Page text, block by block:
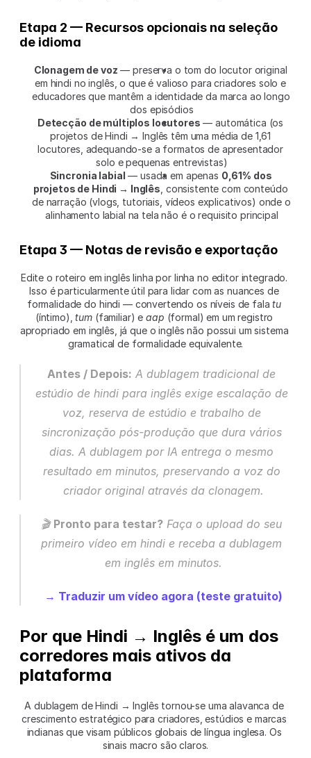
Etapa 2 — Recursos opcionais na seleção
de idioma
Clonagem de voz — preserva o tom do locutor original
em hindi no inglês, o que é valioso para criadores solo e
educadores que mantêm a identidade da marca ao longo
dos episódios
Detecção de múltiplos locutores — automática (os
projetos de Hindi → Inglês têm uma média de 1,61
locutores, adequando-se a formatos de apresentador
solo e pequenas entrevistas)
Sincronia labial — usada em apenas 0,61% dos
projetos de Hindi → Inglês, consistente com conteúdo
de narração (vlogs, tutoriais, vídeos explicativos) onde o
alinhamento labial na tela não é o requisito principal
Etapa 3 — Notas de revisão e exportação
Edite o roteiro em inglês linha por linha no editor integrado.
Isso é particularmente útil para lidar com as nuances de
formalidade do hindi — convertendo os níveis de fala tu
(íntimo), tum (familiar) e aap (formal) em um registro
apropriado em inglês, já que o inglês não possui um sistema
gramatical de formalidade equivalente.
Antes / Depois: A dublagem tradicional de
estúdio de hindi para inglês exige escalação de
voz, reserva de estúdio e trabalho de
sincronização pós-produção que dura vários
dias. A dublagem por IA entrega o mesmo
resultado em minutos, preservando a voz do
criador original através da clonagem.
🎬 Pronto para testar? Faça o upload do seu
primeiro vídeo em hindi e receba a dublagem
em inglês em minutos.
→ Traduzir um vídeo agora (teste gratuito)
Por que Hindi → Inglês é um dos
corredores mais ativos da
plataforma
A dublagem de Hindi → Inglês tornou-se uma alavanca de
crescimento estratégico para criadores, estúdios e marcas
indianas que visam públicos globais de língua inglesa. Os
sinais macro são claros.